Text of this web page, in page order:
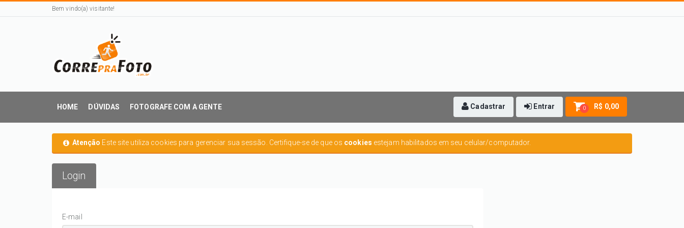
Bem vindo(a) visitante!
HOME DÚVIDAS FOTOGRAFE COM A GENTE Cadastrar Entrar 0 R$ 0,00
Atenção Este site utiliza cookies para gerenciar sua sessão. Certifique-se de que os cookies estejam habilitados em seu celular/computador.
Login
E-mail